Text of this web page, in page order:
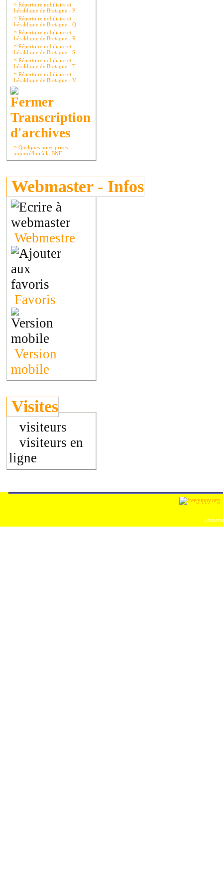
¤ Répertoire nobiliaire et
héraldique de Bretagne - P.
¤ Répertoire nobiliaire et
héraldique de Bretagne - Q.
¤ Répertoire nobiliaire et
héraldique de Bretagne - R.
¤ Répertoire nobiliaire et
héraldique de Bretagne - S.
¤ Répertoire nobiliaire et
héraldique de Bretagne - T.
¤ Répertoire nobiliaire et
héraldique de Bretagne - V.
Transcription
d'archives
¤ Quelques notes prises
aujourd'hui à la BNF
Webmaster - Infos
Webmestre
Favoris
Version
mobile
Visites
visiteurs
visiteurs en
ligne